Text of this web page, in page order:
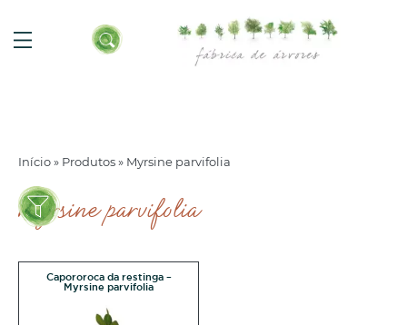
Início» Produtos» Myrsine parvifolia
myrsine parvifolia
Capororoca da restinga –
Myrsine parvifolia